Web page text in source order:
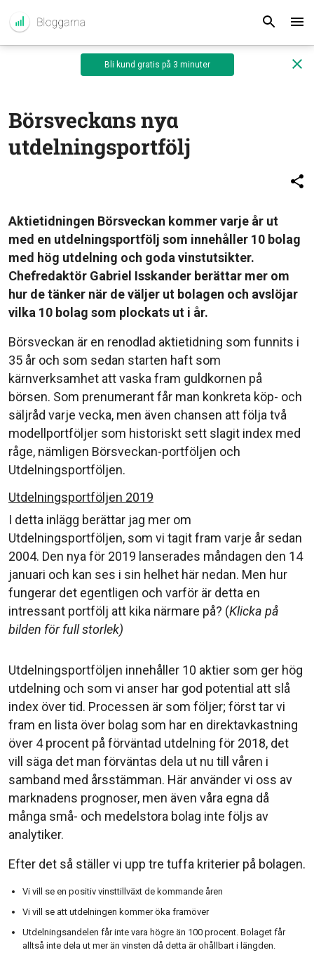
Bli kund gratis på 3 minuter
Börsveckans nya
utdelningsportfölj
Aktietidningen Börsveckan kommer varje år ut
med en utdelningsportfölj som innehåller 10 bolag
med hög utdelning och goda vinstutsikter.
Chefredaktör Gabriel Isskander berättar mer om
hur de tänker när de väljer ut bolagen och avslöjar
vilka 10 bolag som plockats ut i år.
Börsveckan är en renodlad aktietidning som funnits i
35 år och som sedan starten haft som
kärnverksamhet att vaska fram guldkornen på
börsen. Som prenumerant får man konkreta köp- och
säljråd varje vecka, men även chansen att följa två
modellportföljer som historiskt sett slagit index med
råge, nämligen Börsveckan-portföljen och
Utdelningsportföljen.
Utdelningsportföljen 2019
I detta inlägg berättar jag mer om
Utdelningsportföljen, som vi tagit fram varje år sedan
2004. Den nya för 2019 lanserades måndagen den 14
januari och kan ses i sin helhet här nedan. Men hur
fungerar det egentligen och varför är detta en
intressant portfölj att kika närmare på? (Klicka på
bilden för full storlek)
Utdelningsportföljen innehåller 10 aktier som ger hög
utdelning och som vi anser har god potential att slå
index över tid. Processen är som följer; först tar vi
fram en lista över bolag som har en direktavkastning
över 4 procent på förväntad utdelning för 2018, det
vill säga det man förväntas dela ut nu till våren i
samband med årsstämman. Här använder vi oss av
marknadens prognoser, men även våra egna då
många små- och medelstora bolag inte följs av
analytiker.
Efter det så ställer vi upp tre tuffa kriterier på bolagen.
Vi vill se en positiv vinsttillväxt de kommande åren
Vi vill se att utdelningen kommer öka framöver
Utdelningsandelen får inte vara högre än 100 procent. Bolaget får
alltså inte dela ut mer än vinsten då detta är ohållbart i längden.